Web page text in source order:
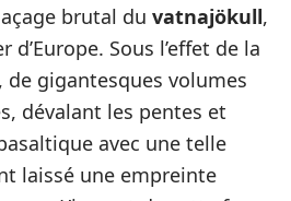
brutal du vatnajökull,
Sous l’effet de la
de gigantesques volumes
dévalant les pentes et
avec une telle
laissé une empreinte